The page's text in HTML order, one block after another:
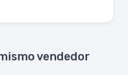
vendedor